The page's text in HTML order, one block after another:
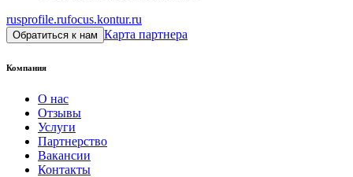
rusprofile.rufocus.kontur.ru
Обратиться к нам Карта партнера
Компания
О нас
Отзывы
Услуги
Партнерство
Вакансии
Контакты